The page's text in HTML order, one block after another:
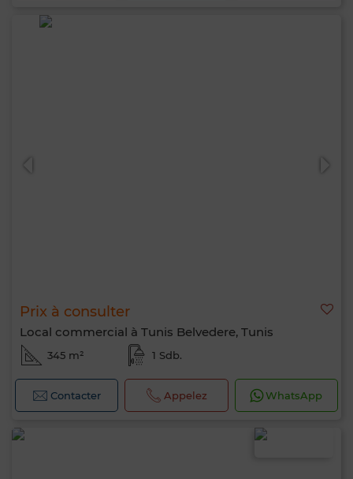
Prix à consulter
Local commercial à Tunis Belvedere, Tunis
345 m² 1 Sdb.
Contacter Appelez WhatsApp